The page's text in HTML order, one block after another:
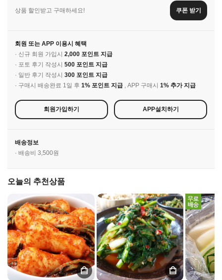
상품 할인받고 구매하세요! 쿠폰 받기
회원 또는 APP 이용시 혜택
· 신규 회원 가입시 2,000 포인트 지급
· 포토 후기 작성시 500 포인트 지급
· 일반 후기 작성시 300 포인트 지급
· 구매시 배송완료 1일 후 1% 포인트 지급 , APP 구매시 1% 추가 지급
회원가입하기 APP설치하기
배송정보
· 배송비 3,500원
오늘의 추천상품